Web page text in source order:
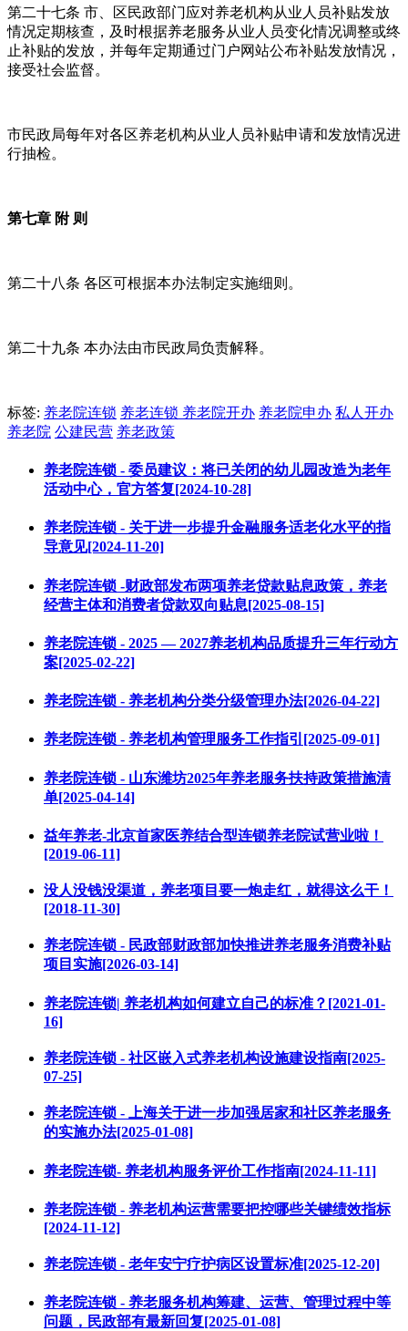
第二十七条 市、区民政部门应对养老机构从业人员补贴发放
情况定期核查，及时根据养老服务从业人员变化情况调整或终
止补贴的发放，并每年定期通过门户网站公布补贴发放情况，
接受社会监督。
市民政局每年对各区养老机构从业人员补贴申请和发放情况进
行抽检。
第七章 附 则
第二十八条 各区可根据本办法制定实施细则。
第二十九条 本办法由市民政局负责解释。
标签: 养老院连锁 养老连锁 养老院开办 养老院申办 私人开办
养老院 公建民营 养老政策
养老院连锁 - 委员建议：将已关闭的幼儿园改造为老年
活动中心，官方答复[2024-10-28]
养老院连锁 - 关于进一步提升金融服务适老化水平的指
导意见[2024-11-20]
养老院连锁 -财政部发布两项养老贷款贴息政策，养老
经营主体和消费者贷款双向贴息[2025-08-15]
养老院连锁 - 2025 — 2027养老机构品质提升三年行动方
案[2025-02-22]
养老院连锁 - 养老机构分类分级管理办法[2026-04-22]
养老院连锁 - 养老机构管理服务工作指引[2025-09-01]
养老院连锁 - 山东潍坊2025年养老服务扶持政策措施清
单[2025-04-14]
益年养老-北京首家医养结合型连锁养老院试营业啦！
[2019-06-11]
没人没钱没渠道，养老项目要一炮走红，就得这么干！
[2018-11-30]
养老院连锁 - 民政部财政部加快推进养老服务消费补贴
项目实施[2026-03-14]
养老院连锁| 养老机构如何建立自己的标准？[2021-01-
16]
养老院连锁 - 社区嵌入式养老机构设施建设指南[2025-
07-25]
养老院连锁 - 上海关于进一步加强居家和社区养老服务
的实施办法[2025-01-08]
养老院连锁- 养老机构服务评价工作指南[2024-11-11]
养老院连锁 - 养老机构运营需要把控哪些关键绩效指标
[2024-11-12]
养老院连锁 - 老年安宁疗护病区设置标准[2025-12-20]
养老院连锁 - 养老服务机构筹建、运营、管理过程中等
问题，民政部有最新回复[2025-01-08]